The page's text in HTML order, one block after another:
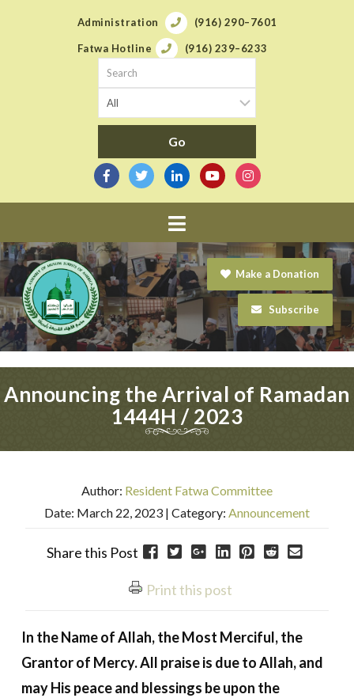
Administration (916) 290–7601
Fatwa Hotline (916) 239–6233
Navigation
Make a Donation
Subscribe
Announcing the Arrival of Ramadan
1444H / 2023
Author: Resident Fatwa Committee
Date: March 22, 2023| Category: Announcement
Share this Post
Print this post
In the Name of Allah, the Most Merciful, the
Grantor of Mercy. All praise is due to Allah, and
may His peace and blessings be upon the